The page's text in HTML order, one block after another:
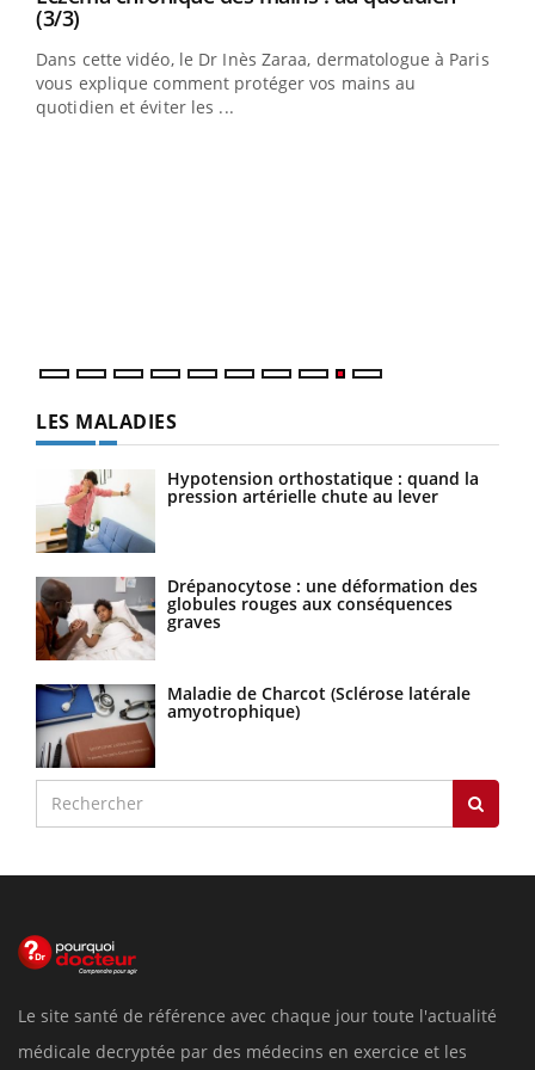
(3/3)Youtube
Dans cette vidéo, le Dr Inès Zaraa, dermatologue à Paris,
vous explique comment protéger vos mains au
quotidien et éviter les ...
LES MALADIES
Hypotension orthostatique : quand la
pression artérielle chute au lever
Drépanocytose : une déformation des
globules rouges aux conséquences
graves
Maladie de Charcot (Sclérose latérale
amyotrophique)
Le site santé de référence avec chaque jour toute l'actualité
médicale decryptée par des médecins en exercice et les